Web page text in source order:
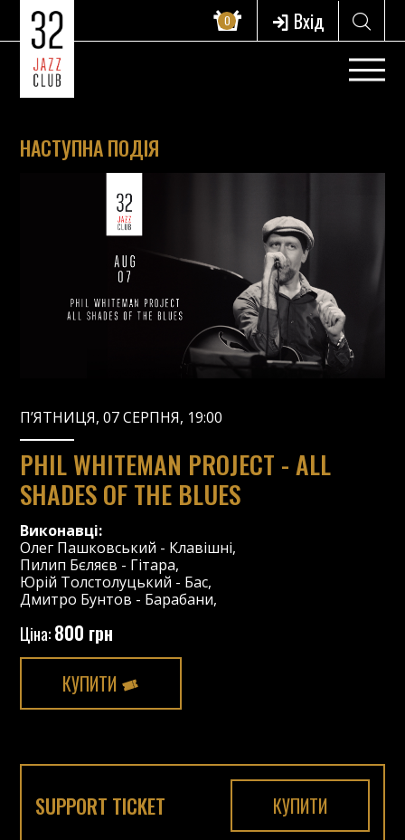
0 Вхід
НАСТУПНА ПОДІЯ
П’ЯТНИЦЯ, 07 СЕРПНЯ, 19:00
PHIL WHITEMAN PROJECT - ALL
SHADES OF THE BLUES
Виконавці:
Олег Пашковський - Клавішні,
Пилип Бєляєв - Гітара,
Юрій Толстолуцький - Бас,
Дмитро Бунтов - Барабани,
Ціна:800 грн
КУПИТИ
SUPPORT TICKET КУПИТИ